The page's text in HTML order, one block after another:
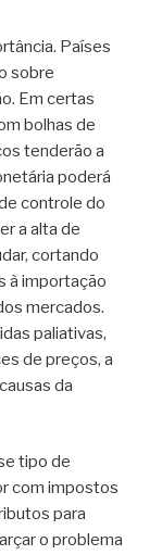
Países
sobre
Em certas
bolhas de
tenderão a
poderá
controle do
a alta de
cortando
à importação
mercados.
paliativas,
de preços, a
da
tipo de
com impostos
para
o problema